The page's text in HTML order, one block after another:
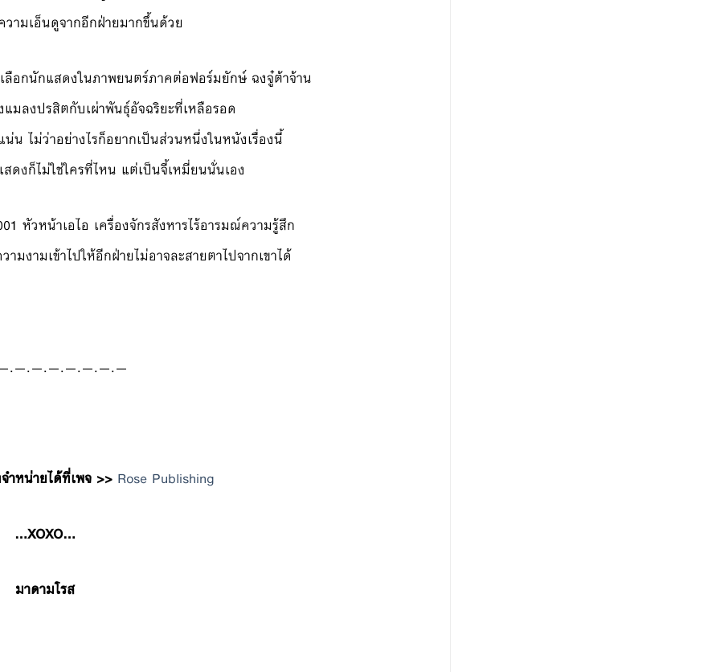
วามเอ็นดูจากอีกฝ่ายมากขึ้นด้วย
ลือกนักแสดงในภาพยนตร์ภาคต่อฟอร์มยักษ์ ฉงจู๋ต้าจ้าน
มลงปรสิตกับเผ่าพันธุ์อัจฉริยะที่เหลือรอด
ไม่ว่าอย่างไรก็อยากเป็นส่วนหนึ่งในหนังเรื่องนี้
งก็ไม่ใช่ใครที่ไหน แต่เป็นจี้เหมี่ยนนั่นเอง
หัวหน้าเอไอ เครื่องจักรสังหารไร้อารมณ์ความรู้สึก
งามเข้าไปให้อีกฝ่ายไม่อาจละสายตาไปจากเขาได้
ำหน่ายได้ที่เพจ >> Rose Publishing
…XOXO…
มาดามโรส